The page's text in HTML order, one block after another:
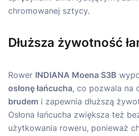
Dłuższa żywotność
Rower INDIANA Moena S3B
osłonę łańcucha, co pozwala na
brudem i zapewnia dłuższą
Osłona łańcucha zwiększa też
użytkowania roweru, ponieważ